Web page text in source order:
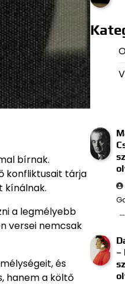
bírnak.
konfliktusait tárja
kínálnak.
a legmélyebb
versei nemcsak
és
hanem a költő
–